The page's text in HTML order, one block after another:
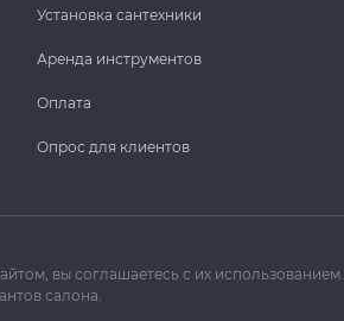
Установка сантехники
Аренда инструментов
Оплата
Опрос для клиентов
вы соглашаетесь с их использованием.
салона.